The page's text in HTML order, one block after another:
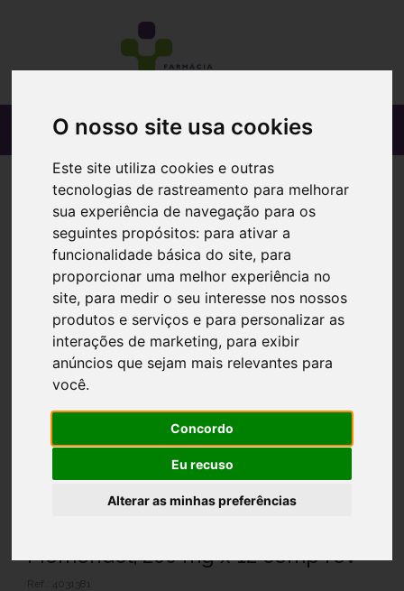
O nosso site usa cookies
Este site utiliza cookies e outras
tecnologias de rastreamento para melhorar
sua experiência de navegação para os
seguintes propósitos: para ativar a
funcionalidade básica do site, para
proporcionar uma melhor experiência no
site, para medir o seu interesse nos nossos
produtos e serviços e para personalizar as
interações de marketing, para exibir
anúncios que sejam mais relevantes para
você.
Concordo
Eu recuso
Alterar as minhas preferências
Momendol, 200 mg x 12 comp rev
Ref.: 4031381